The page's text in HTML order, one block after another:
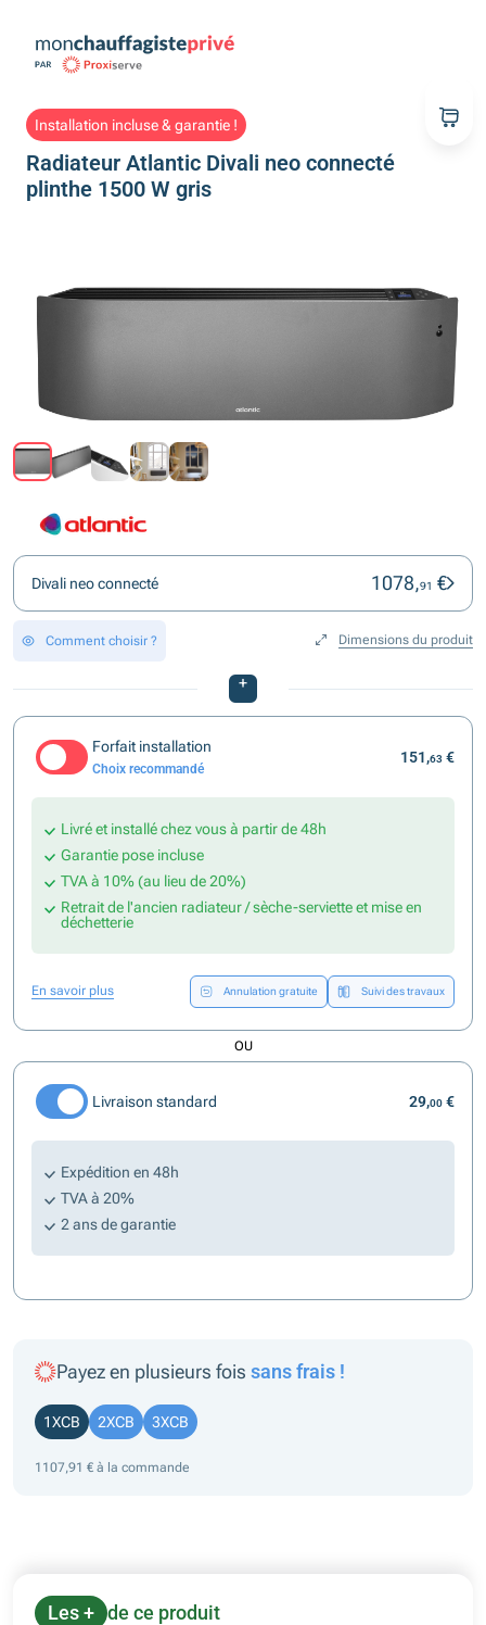
Installation incluse & garantie !
Radiateur Atlantic Divali neo connecté
plinthe 1500 W gris
Divali neo connecté 1078,91 €
Comment choisir ? Dimensions du produit
+
Forfait installation
Choix recommandé
151,63 €
Livré et installé chez vous à partir de 48h
Garantie pose incluse
TVA à 10% (au lieu de 20%)
Retrait de l'ancien radiateur / sèche-serviette et mise en
déchetterie
En savoir plus Annulation gratuite Suivi des travaux
OU
Livraison standard 29,00 €
Expédition en 48h
TVA à 20%
2 ans de garantie
Payez en plusieurs fois sans frais !
1XCB 2XCB 3XCB
1107,91 € à la commande
Les + de ce produit